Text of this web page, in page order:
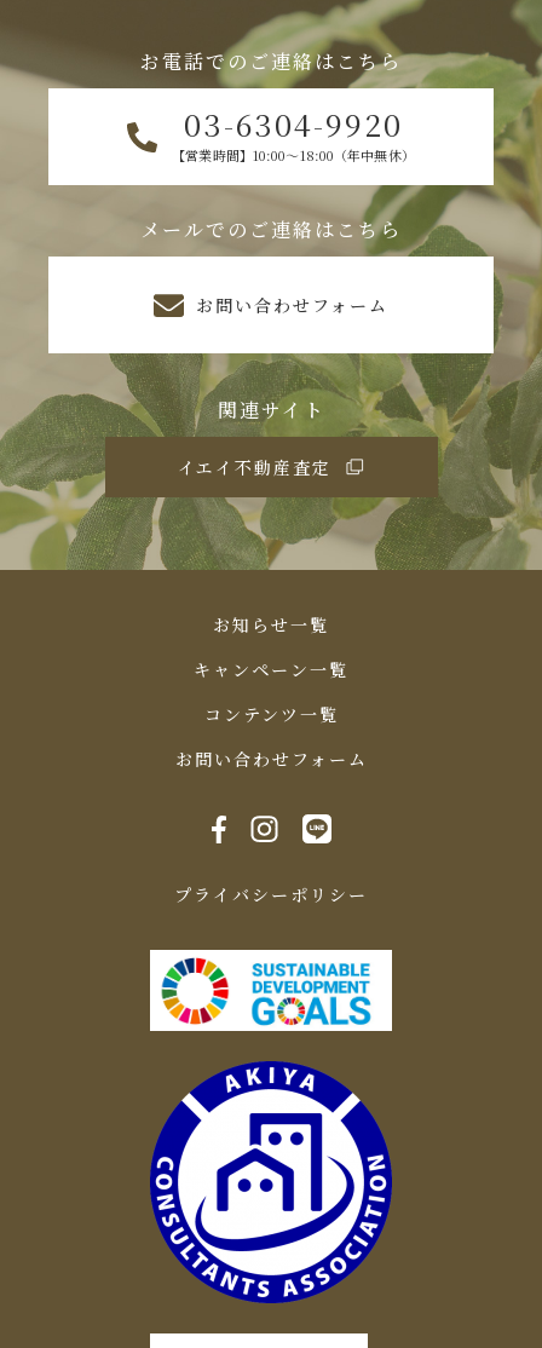
お電話でのご連絡はこちら
03-6304-9920
【営業時間】10:00～18:00（年中無休）
メールでのご連絡はこちら
お問い合わせフォーム
関連サイト
イエイ不動産査定
お知らせ一覧
キャンペーン一覧
コンテンツ一覧
お問い合わせフォーム
プライバシーポリシー